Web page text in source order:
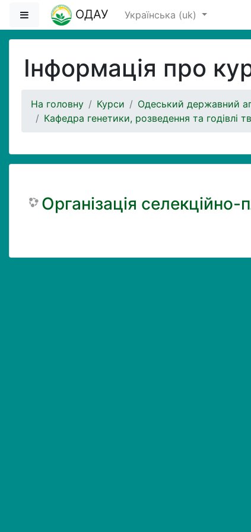
Перейти до головного вмісту
Бокова панель
ОДАУ Українська ‎(uk)‎
Інформація про
На головну Курси Одеський державний
Кафедра генетики, розведення та годівлі
Організація селекційно-